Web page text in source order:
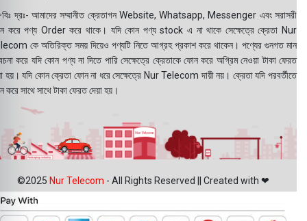
দ্রঃ- আমাদের সম্মানীত ক্রেতাগন Website, Whatsapp, Messenger এবং সরাসরী
করে পণ্য Order করে থাকে। যদি কোন পণ্য stock এ না থাকে সেক্ষেত্রে ক্রেতা Nur
কে অতিরিক্ত সময় দিয়েও পণ্যটি নিতে আগ্রহ প্রকাশ করে থাকেন। পণ্যের গুনগত মান
করে যদি কোন পণ্য না দিতে পারি সেক্ষেত্রে ক্রেতাকে ফোন করে অগ্রিম নেওয়া টাকা ফেরত
হয়। যদি কোন ক্রেতা ফোন না ধরে সেক্ষেত্রে Nur Telecom দায়ী নয়। ক্রেতা যদি পরবর্তীতে
করে সাথে সাথে টাকা ফেরত দেয়া হয়।
©2025 Nur Telecom - All Rights Reserved || Created with ❤